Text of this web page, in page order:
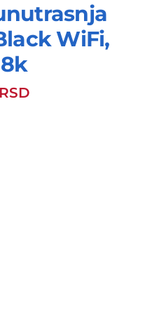
WiFi,
RSD